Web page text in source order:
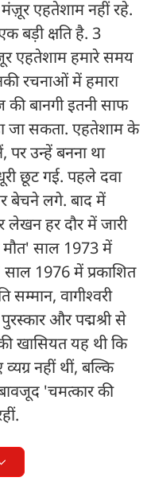
एहतेशाम नहीं रहे.
बड़ी क्षति है. 3
एहतेशाम हमारे समय
रचनाओं में हमारा
बानगी इतनी साफ
जा सकता. एहतेशाम के
पर उन्हें बनना था
छूट गई. पहले दवा
बेचने लगे. बाद में
लेखन हर दौर में जारी
मौत' साल 1973 में
1976 में प्रकाशित
वागीश्वरी
और पद्मश्री से
खासियत यह थी कि
नहीं थीं, बल्कि
'चमत्कार की